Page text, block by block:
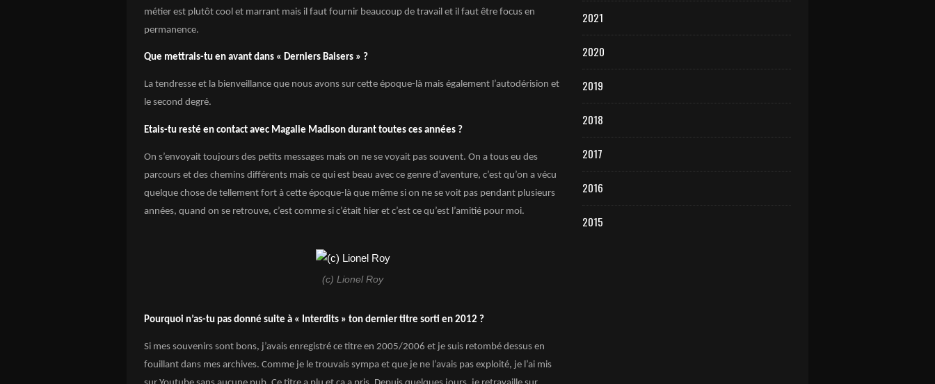
métier est plutôt cool et marrant mais il faut fournir beaucoup de travail et il faut être focus en
permanence.
Que mettrais-tu en avant dans « Derniers Baisers » ?
La tendresse et la bienveillance que nous avons sur cette époque-là mais également l’autodérision et
le second degré.
Etais-tu resté en contact avec Magalie Madison durant toutes ces années ?
On s’envoyait toujours des petits messages mais on ne se voyait pas souvent. On a tous eu des
parcours et des chemins différents mais ce qui est beau avec ce genre d’aventure, c’est qu’on a vécu
quelque chose de tellement fort à cette époque-là que même si on ne se voit pas pendant plusieurs
années, quand on se retrouve, c’est comme si c’était hier et c’est ce qu’est l’amitié pour moi.
(c) Lionel Roy
Pourquoi n’as-tu pas donné suite à « Interdits » ton dernier titre sorti en 2012 ?
Si mes souvenirs sont bons, j’avais enregistré ce titre en 2005/2006 et je suis retombé dessus en
fouillant dans mes archives. Comme je le trouvais sympa et que je ne l’avais pas exploité, je l’ai mis
2021
2020
2019
2018
2017
2016
2015